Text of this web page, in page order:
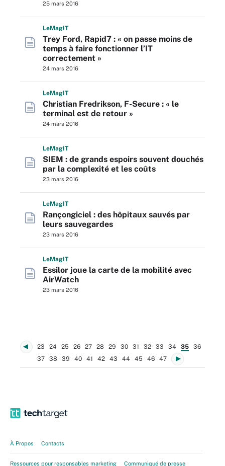
25 mars 2016
LeMagIT
Trey Ford, Rapid7 : « on passe moins de
temps à faire fonctionner l’IT
correctement »
24 mars 2016
LeMagIT
Christian Fredrikson, F-Secure : « le
terminal est de retour »
24 mars 2016
LeMagIT
SIEM : de grands espoirs souvent douchés
par la complexité et les coûts
23 mars 2016
LeMagIT
Rançongiciel : des hôpitaux sauvés par
leurs sauvegardes
23 mars 2016
LeMagIT
Essilor joue la carte de la mobilité avec
AirWatch
23 mars 2016
23 24 25 26 27 28 29 30 31 32 33 34 35
36
37
38 39 40 41 42 43 44 45 46 47
À Propos Contacts
Ressources pour responsables marketing Communiqué de presse